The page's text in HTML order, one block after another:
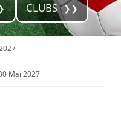
CLUBS
Mai 2027